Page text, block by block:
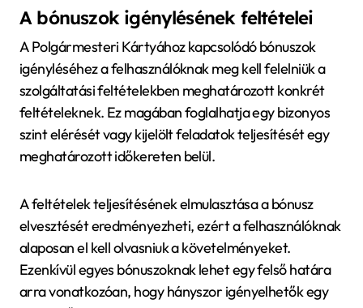
A bónuszok igénylésének feltételei
A Polgármesteri Kártyához kapcsolódó bónuszok
igényléséhez a felhasználóknak meg kell felelniük a
szolgáltatási feltételekben meghatározott konkrét
feltételeknek. Ez magában foglalhatja egy bizonyos
szint elérését vagy kijelölt feladatok teljesítését egy
meghatározott időkereten belül.
A feltételek teljesítésének elmulasztása a bónusz
elvesztését eredményezheti, ezért a felhasználóknak
alaposan el kell olvasniuk a követelményeket.
Ezenkívül egyes bónuszoknak lehet egy felső határa
arra vonatkozóan, hogy hányszor igényelhetők egy